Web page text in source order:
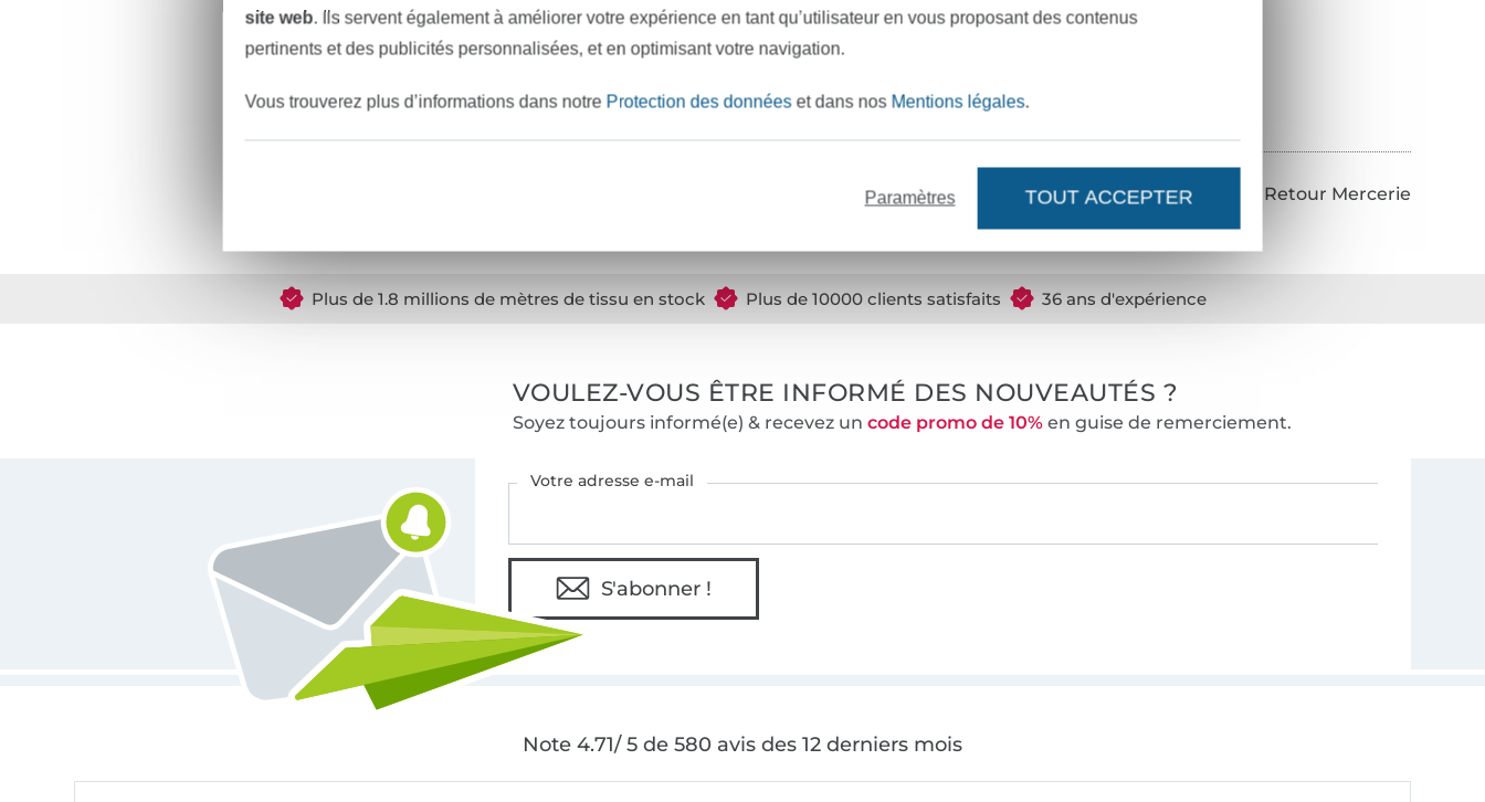
Clover Papier à décalquer
(15,07 € / 1 m²) (4,86 € / 1 m²)
Retour Mercerie
Plus de 1.8 millions de mètres de tissu en stock Plus de 10000 clients satisfaits 36 ans d'expérience
VOULEZ-VOUS ÊTRE INFORMÉ DES NOUVEAUTÉS ?
Soyez toujours informé(e) & recevez un code promo de 10%en guise de remerciement.
Votre adresse e-mail
S'abonner !
Note 4.71/ 5 de 580 avis des 12 derniers mois
site web. Ils servent également à améliorer votre expérience en tant qu’utilisateur en vous proposant des contenus
pertinents et des publicités personnalisées, et en optimisant votre navigation.
Vous trouverez plus d’informations dans notre Protection des donnéeset dans nos Mentions légales.
Paramètres TOUT ACCEPTER